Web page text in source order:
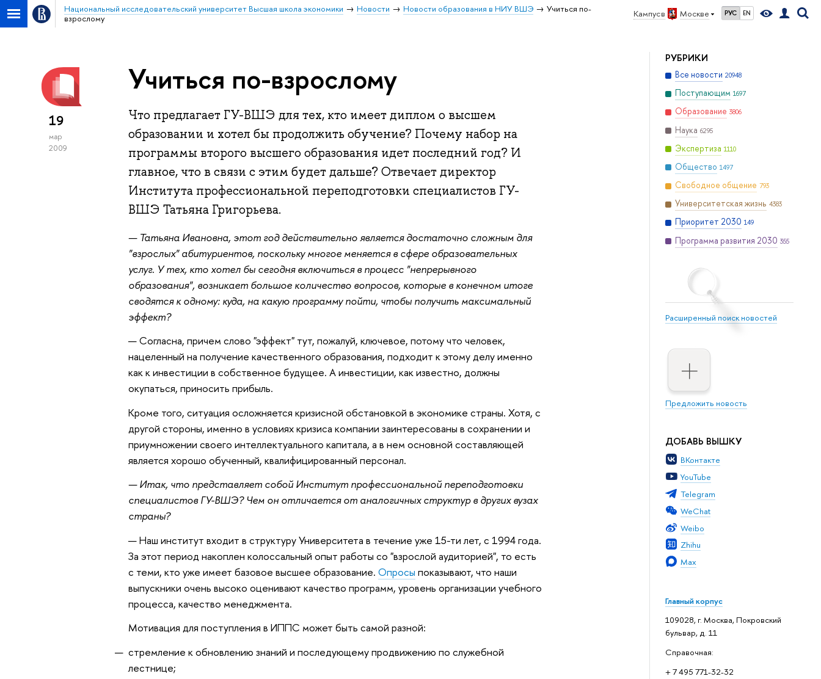
Кампус в Москве РУС EN
Национальный исследовательский университет Высшая школа экономики Новости Новости образования в НИУ ВШЭ
Учиться по-
взрослому
РУБРИКИ
Все новости 20948
Поступающим 1697
Образование 3806
Наука 6295
Экспертиза 1110
Общество 1497
Свободное общение 793
Университетская жизнь 4383
Приоритет 2030 149
Программа развития 2030 355
Расширенный поиск новостей
Предложить новость
ДОБАВЬ ВЫШКУ
ВКонтакте
YouTube
Telegram
WeChat
Weibo
Zhihu
Max
Главный корпус
109028, г. Москва, Покровский
бульвар, д. 11
Справочная:
+ 7 495 771-32-32
19
мар
2009
Учиться по-взрослому
Что предлагает ГУ-ВШЭ для тех, кто имеет диплом о высшем
образовании и хотел бы продолжить обучение? Почему набор на
программы второго высшего образования идет последний год? И
главное, что в связи с этим будет дальше? Отвечает директор
Института профессиональной переподготовки специалистов ГУ-
ВШЭ Татьяна Григорьева.
— Татьяна Ивановна, этот год действительно является достаточно сложным для
"взрослых" абитуриентов, поскольку многое меняется в сфере образовательных
услуг. У тех, кто хотел бы сегодня включиться в процесс "непрерывного
образования", возникает большое количество вопросов, которые в конечном итоге
сводятся к одному: куда, на какую программу пойти, чтобы получить максимальный
эффект?
— Согласна, причем слово "эффект" тут, пожалуй, ключевое, потому что человек,
нацеленный на получение качественного образования, подходит к этому делу именно
как к инвестиции в собственное будущее. А инвестиции, как известно, должны
окупаться, приносить прибыль.
Кроме того, ситуация осложняется кризисной обстановкой в экономике страны. Хотя, с
другой стороны, именно в условиях кризиса компании заинтересованы в сохранении и
приумножении своего интеллектуального капитала, а в нем основной составляющей
является хорошо обученный, квалифицированный персонал.
— Итак, что представляет собой Институт профессиональной переподготовки
специалистов ГУ-ВШЭ? Чем он отличается от аналогичных структур в других вузах
страны?
— Наш институт входит в структуру Университета в течение уже 15-ти лет, с 1994 года.
За этот период накоплен колоссальный опыт работы со "взрослой аудиторией", то есть
с теми, кто уже имеет базовое высшее образование. Опросы показывают, что наши
выпускники очень высоко оценивают качество программ, уровень организации учебного
процесса, качество менеджмента.
Мотивация для поступления в ИППС может быть самой разной:
стремление к обновлению знаний и последующему продвижению по служебной
лестнице;